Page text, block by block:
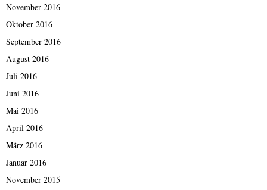
November 2016
Oktober 2016
September 2016
August 2016
Juli 2016
Juni 2016
Mai 2016
April 2016
März 2016
Januar 2016
November 2015